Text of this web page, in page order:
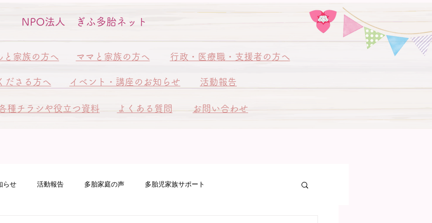
NPO法人 ぎふ多胎ネット
と家族の方へ ママと家族の方へ 行政・医療職・支援者の方へ
ださる方へ イベント・講座のお知らせ 活動報告
種チラシや役立つ資料 よくある質問 お問い合わせ
らせ 活動報告 多胎家庭の声 多胎児家族サポート